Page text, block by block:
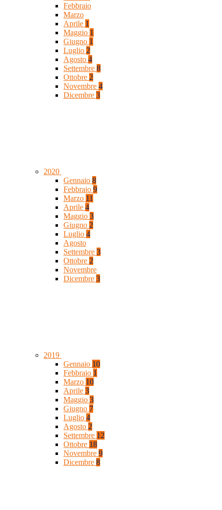
Febbraio
Marzo
Aprile 1
Maggio 1
Giugno 1
Luglio 2
Agosto 4
Settembre 8
Ottobre 2
Novembre 4
Dicembre 3
2020
Gennaio 8
Febbraio 9
Marzo 11
Aprile 4
Maggio 3
Giugno 2
Luglio 4
Agosto
Settembre 3
Ottobre 2
Novembre
Dicembre 3
2019
Gennaio 10
Febbraio 1
Marzo 10
Aprile 3
Maggio 3
Giugno 7
Luglio 4
Agosto 2
Settembre 12
Ottobre 18
Novembre 9
Dicembre 8